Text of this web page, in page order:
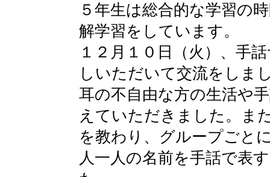
５年生は総合的な学習の
解学習をしています。
１２月１０日（火）、手
しいただいて交流をしま
耳の不自由な方の生活や
えていただきました。ま
を教わり、グループごと
人一人の名前を手話で表